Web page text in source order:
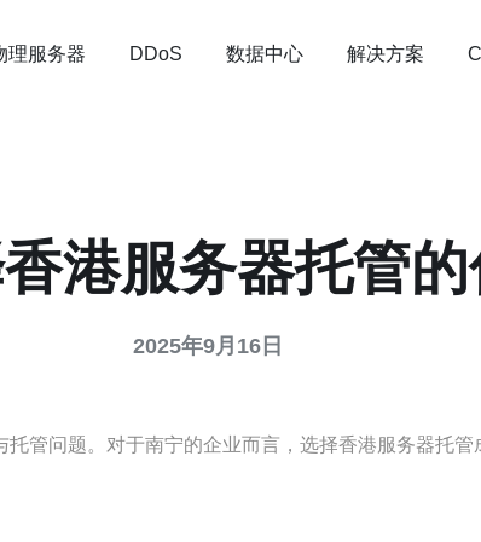
理服务器 DDoS 数据中心 解决方案
港服务器托管
2025年9月16日
管问题。对于南宁的企业而言，选择香港服务器托